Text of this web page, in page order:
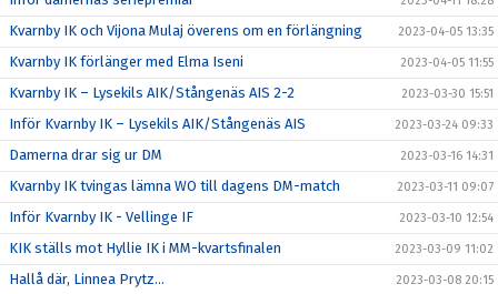
Kvarnby IK och Vijona Mulaj överens om en förlängning 2023-04-05 13:35
Kvarnby IK förlänger med Elma Iseni 2023-04-05 11:55
Kvarnby IK – Lysekils AIK/Stångenäs AIS 2-2 2023-03-30 15:51
Inför Kvarnby IK – Lysekils AIK/Stångenäs AIS 2023-03-24 09:33
Damerna drar sig ur DM 2023-03-16 14:31
Kvarnby IK tvingas lämna WO till dagens DM-match 2023-03-11 09:07
Inför Kvarnby IK - Vellinge IF 2023-03-10 12:54
KIK ställs mot Hyllie IK i MM-kvartsfinalen 2023-03-09 11:02
Hallå där, Linnea Prytz... 2023-03-08 20:15